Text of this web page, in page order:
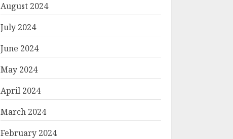
August 2024
July 2024
June 2024
May 2024
April 2024
March 2024
February 2024